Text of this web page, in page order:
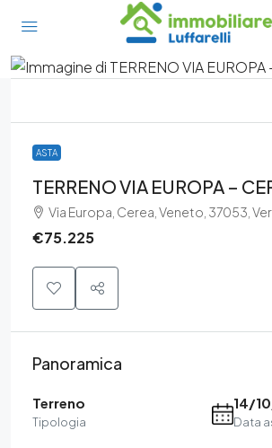
ASTA
TERRENO VIA EUROPA –
Via Europa, Cerea, Veneto, 37053,
€75.225
Panoramica
Terreno
Tipologia
14/
Data